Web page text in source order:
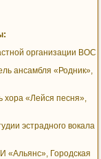
организации ВОС
ансамбля «Родник»,
«Лейся песня»,
эстрадного вокала
«Альянс», Городская